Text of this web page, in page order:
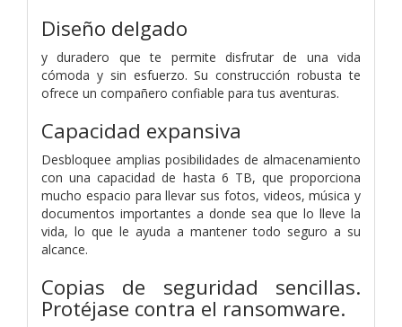
Diseño delgado
y duradero que te permite disfrutar de una vida
cómoda y sin esfuerzo. Su construcción robusta te
ofrece un compañero confiable para tus aventuras.
Capacidad expansiva
Desbloquee amplias posibilidades de almacenamiento
con una capacidad de hasta 6 TB, que proporciona
mucho espacio para llevar sus fotos, videos, música y
documentos importantes a donde sea que lo lleve la
vida, lo que le ayuda a mantener todo seguro a su
alcance.
Copias de seguridad sencillas.
Protéjase contra el ransomware.